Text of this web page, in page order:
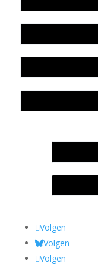
Volgen
Volgen
Volgen